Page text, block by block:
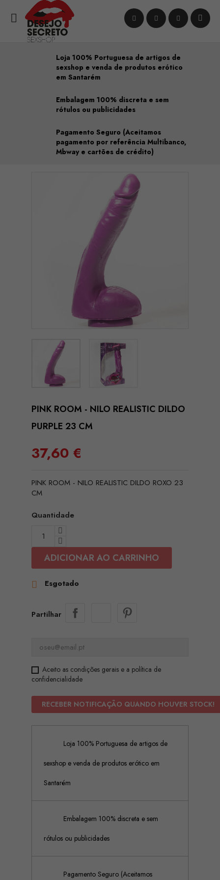

Loja 100% Portuguesa de artigos de
sexshop e venda de produtos erótico
em Santarém
Embalagem 100% discreta e sem
rótulos ou publicidades
Pagamento Seguro (Aceitamos
pagamento por referência Multibanco,
Mbway e cartões de crédito)
PINK ROOM - NILO REALISTIC DILDO
PURPLE 23 CM
37,60 €
PINK ROOM - NILO REALISTIC DILDO ROXO 23
CM
Quantidade
ADICIONAR AO CARRINHO
 Esgotado
Partilhar
Aceito as condições gerais e a política de
confidencialidade
RECEBER NOTIFICAÇÃO QUANDO HOUVER STOCK!
Loja 100% Portuguesa de artigos de
sexshop e venda de produtos erótico em
Santarém
Embalagem 100% discreta e sem
rótulos ou publicidades
Pagamento Seguro (Aceitamos